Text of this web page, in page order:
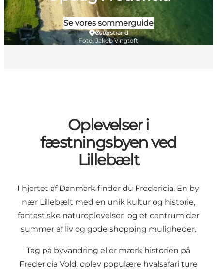
Se vores sommerguide
Østerstrand
Foto: Jakob Vingtoft
Oplevelser i
fæstningsbyen ved
Lillebælt
I hjertet af Danmark finder du Fredericia. En by
nær Lillebælt med en unik kultur og historie,
fantastiske naturoplevelser og et centrum der
summer af liv og gode shopping muligheder.
Tag på byvandring eller mærk historien på
Fredericia Vold, oplev populære hvalsafari ture